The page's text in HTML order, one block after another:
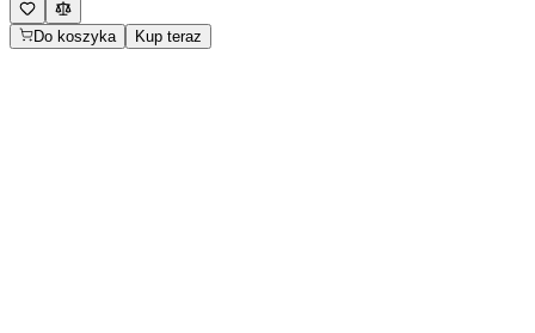
Do koszyka Kup teraz